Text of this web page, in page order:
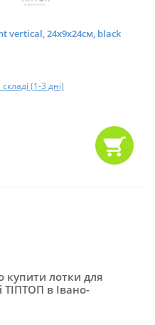
vertical, 24х9х24см, black
(1-3 дні)
купити лотки для
ТІПТОП в Івано-